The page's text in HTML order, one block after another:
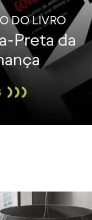
DO LIVRO
Preta da